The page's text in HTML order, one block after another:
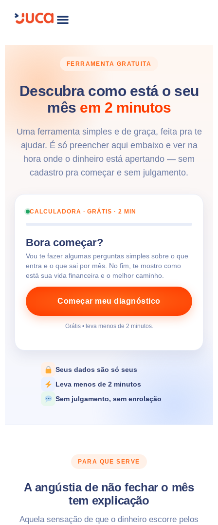
FERRAMENTA GRATUITA
Descubra como está o seu
mês em 2 minutos
Uma ferramenta simples e de graça, feita pra te
ajudar. É só preencher aqui embaixo e ver na
hora onde o dinheiro está apertando — sem
cadastro pra começar e sem julgamento.
CALCULADORA · GRÁTIS · 2 MIN
Bora começar?
Vou te fazer algumas perguntas simples sobre o que
entra e o que sai por mês. No fim, te mostro como
está sua vida financeira e o melhor caminho.
Começar meu diagnóstico
Grátis • leva menos de 2 minutos.
Seus dados são só seus
Leva menos de 2 minutos
Sem julgamento, sem enrolação
PARA QUE SERVE
A angústia de não fechar o mês
tem explicação
Aquela sensação de que o dinheiro escorre pelos